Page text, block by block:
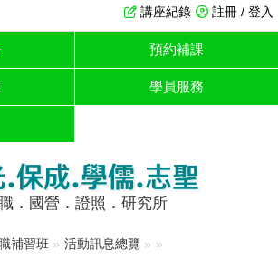
註冊 / 登入
講座紀錄
預約補課
學員服務
.保成.學儒.志聖
．國營．證照．研究所
補習班 » 活動訊息總覽 » »